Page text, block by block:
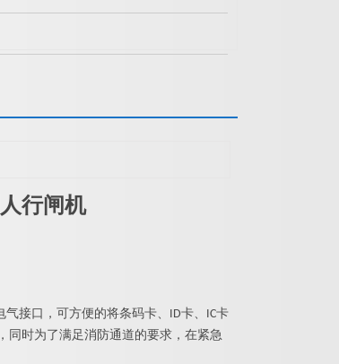
行闸机
接口，可方便的将条码卡、ID卡、IC卡
同时为了满足消防通道的要求，在紧急